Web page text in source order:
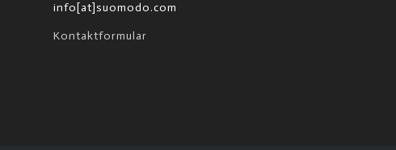
info[at]suomodo.com
Kontaktformular